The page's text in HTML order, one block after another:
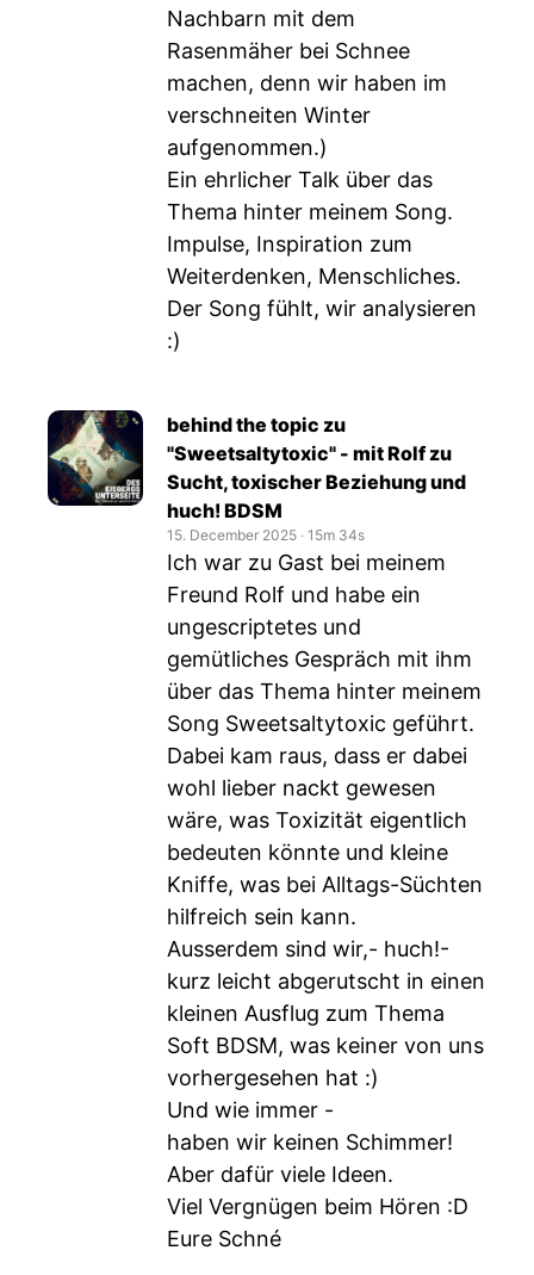
Nachbarn mit dem
Rasenmäher bei Schnee
machen, denn wir haben im
verschneiten Winter
aufgenommen.)
Ein ehrlicher Talk über das
Thema hinter meinem Song.
Impulse, Inspiration zum
Weiterdenken, Menschliches.
Der Song fühlt, wir analysieren
:)
behind the topic zu
"Sweetsaltytoxic" - mit Rolf zu
Sucht, toxischer Beziehung und
huch! BDSM
15. December 2025 ‧ 15m 34s
Ich war zu Gast bei meinem
Freund Rolf und habe ein
ungescriptetes und
gemütliches Gespräch mit ihm
über das Thema hinter meinem
Song Sweetsaltytoxic geführt.
Dabei kam raus, dass er dabei
wohl lieber nackt gewesen
wäre, was Toxizität eigentlich
bedeuten könnte und kleine
Kniffe, was bei Alltags-Süchten
hilfreich sein kann.
Ausserdem sind wir,- huch!-
kurz leicht abgerutscht in einen
kleinen Ausflug zum Thema
Soft BDSM, was keiner von uns
vorhergesehen hat :)
Und wie immer -
haben wir keinen Schimmer!
Aber dafür viele Ideen.
Viel Vergnügen beim Hören :D
Eure Schné